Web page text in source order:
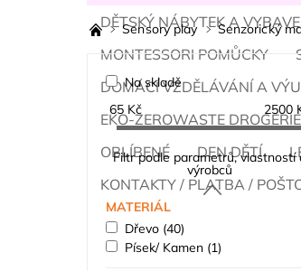
DĚTSKÝ NÁBYTEK A
MONTESSORI POMŮCKY
DOMÁCÍ VZDĚLÁVÁNÍ A
EKO-ZEROWASTE DROGERIE
OBLÍBENÉ
DEN DĚTÍ
KONTAKTY / PLATBA /
Sensory play Senzorický
Na skladě
65Kč 2500
Filtr podle parametrů, vlastností
výrobců
MATERIÁL
Dřevo (40)
Písek/ Kamen (1)